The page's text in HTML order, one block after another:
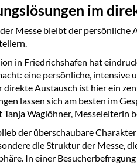
im
Messe bleibt der persönliche
in Friedrichshafen hat
eine persönliche, intensive
direkte Austausch ist hier ein
lassen sich am besten im
Waglöhner, Messeleiterin
der überschaubare
die Struktur der Messe,
In einer